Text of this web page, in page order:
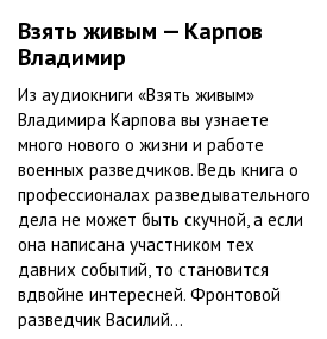
Взять живым — Карпов
Владимир
Из аудиокниги «Взять живым»
Владимира Карпова вы узнаете
много нового о жизни и работе
военных разведчиков. Ведь книга о
профессионалах разведывательного
дела не может быть скучной, а если
она написана участником тех
давних событий, то становится
вдвойне интересней. Фронтовой
разведчик Василий...